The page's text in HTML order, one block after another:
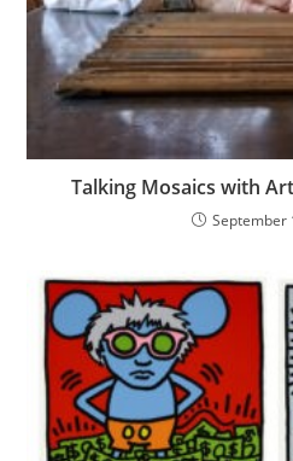
Talking Mosaics with
September